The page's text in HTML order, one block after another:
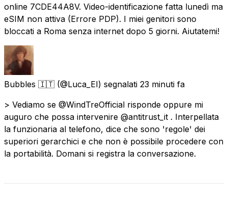
online 7CDE44A8V. Video-identificazione fatta lunedì ma
eSIM non attiva (Errore PDP). I miei genitori sono
bloccati a Roma senza internet dopo 5 giorni. Aiutatemi!
Bubbles 🇮🇹 (@Luca_EI) segnalati 23 minuti fa
> Vediamo se @WindTreOfficial risponde oppure mi
auguro che possa intervenire @antitrust_it . Interpellata
la funzionaria al telefono, dice che sono 'regole' dei
superiori gerarchici e che non è possibile procedere con
la portabilità. Domani si registra la conversazione.